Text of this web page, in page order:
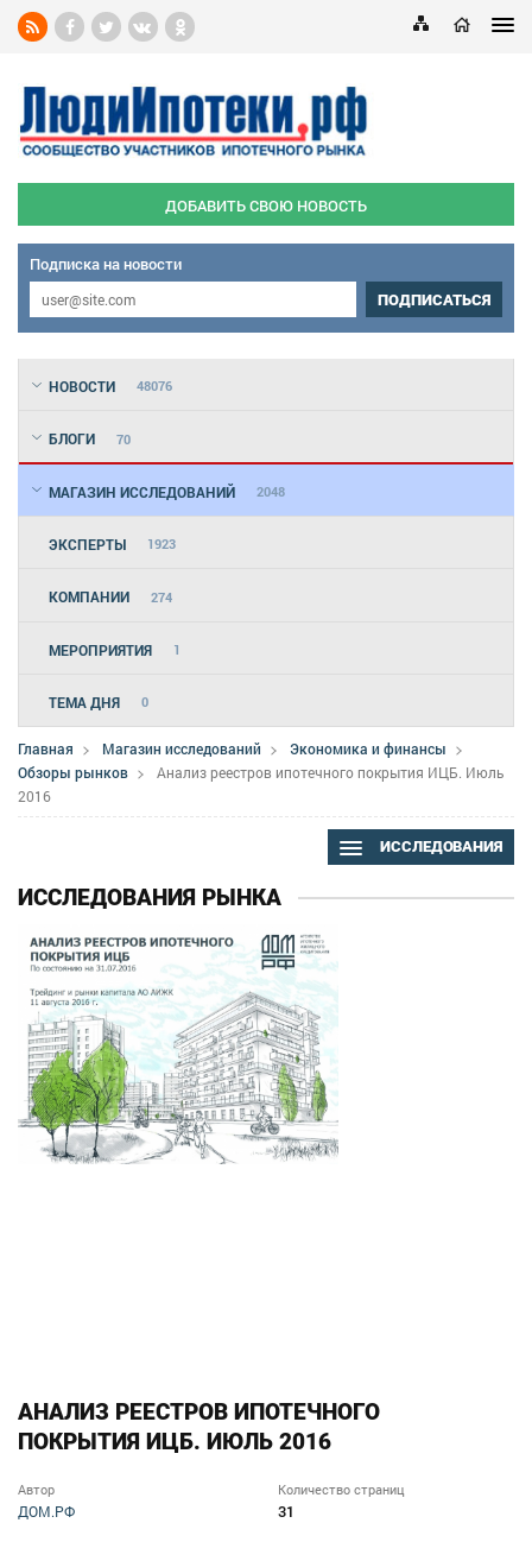
ДОБАВИТЬ СВОЮ НОВОСТЬ
Подписка на новости
ПОДПИСАТЬСЯ
НОВОСТИ 48076
БЛОГИ 70
МАГАЗИН ИССЛЕДОВАНИЙ 2048
ЭКСПЕРТЫ 1923
КОМПАНИИ 274
МЕРОПРИЯТИЯ 1
ТЕМА ДНЯ 0
Главная Магазин исследований
Экономика и финансы
Обзоры рынков
Анализ реестров ипотечного покрытия ИЦБ. Июль
2016
ИССЛЕДОВАНИЯ
ИССЛЕДОВАНИЯ РЫНКА
АНАЛИЗ РЕЕСТРОВ ИПОТЕЧНОГО
ПОКРЫТИЯ ИЦБ. ИЮЛЬ 2016
Автор
ДОМ.РФ
Количество страниц
31